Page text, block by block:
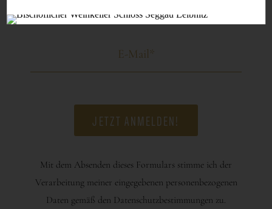
Mit dem Absenden dieses Formulars stimme ich der
Verarbeitung meiner eingegebenen personenbezogenen
Daten gemäß den Datenschutzbestimmungen zu.